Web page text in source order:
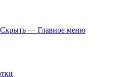
Скрыть — Главное меню